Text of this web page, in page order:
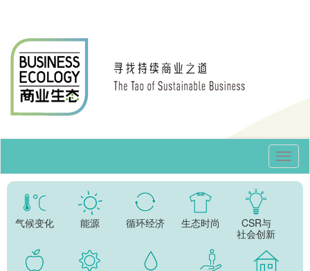
气候变化 能源 循环经济 生态时尚
CSR与
社会创新